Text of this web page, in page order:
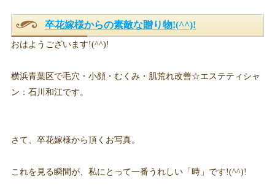
卒花嫁様からの素敵な贈り物!(^^)!
おはようございます!(^^)!
横浜青葉区で毛穴・小顔・むくみ・肌荒れ改善☆エステティシャ
ン：石川和江です。
さて、卒花嫁様から頂くお写真。
これを見る瞬間が、私にとって一番うれしい「時」です!(^^)!